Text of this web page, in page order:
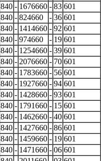
840 - 1676660 - 83 601
840 - 824660 - 36 601
840 - 1414660 - 92 601
840 - 974660 - 19 601
840 - 1254660 - 39 601
840 - 2076660 - 70 601
840 - 1783660 - 56 601
840 - 1927660 - 94 601
840 - 1428660 - 93 601
840 - 1791660 - 15 601
840 - 1462660 - 40 601
840 - 1427660 - 86 601
840 - 1459660 - 19 601
840 - 1471660 - 06 601